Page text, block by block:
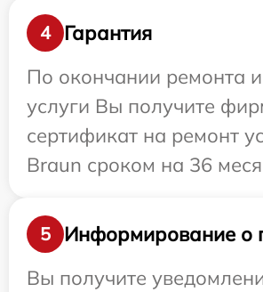
4
Гарантия
По окончании ремонта
услуги Вы получите
сертификат на ремонт
Braun сроком на 36
5
Информирование о
Вы получите